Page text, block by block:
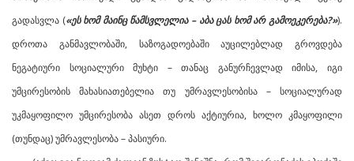
გადასვლა («ეს ხომ მაინც წამსვლელია – აბა ცას ხომ არ გამოეკერება?»).
დროთა განმავლობაში, საზოგადოებაში აუცილებლად გროვდება
ნეგატიური სოციალური მუხტი – თანაც განურჩევლად იმისა, იგი
უმცირესობის მახასიათებელია თუ უმრავლესობისა – სოციალურად
უკმაყოფილო უმცირესობა ასეთ დროს აქტიურია, ხოლო კმაყოფილი
(თუნდაც) უმრავლესობა – პასიური.